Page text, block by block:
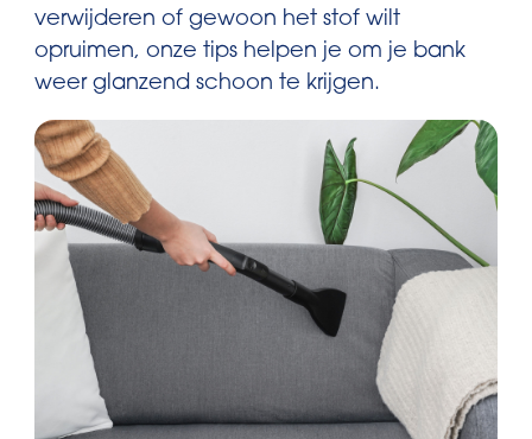
verwijderen of gewoon het stof wilt
opruimen, onze tips helpen je om je bank
weer glanzend schoon te krijgen.